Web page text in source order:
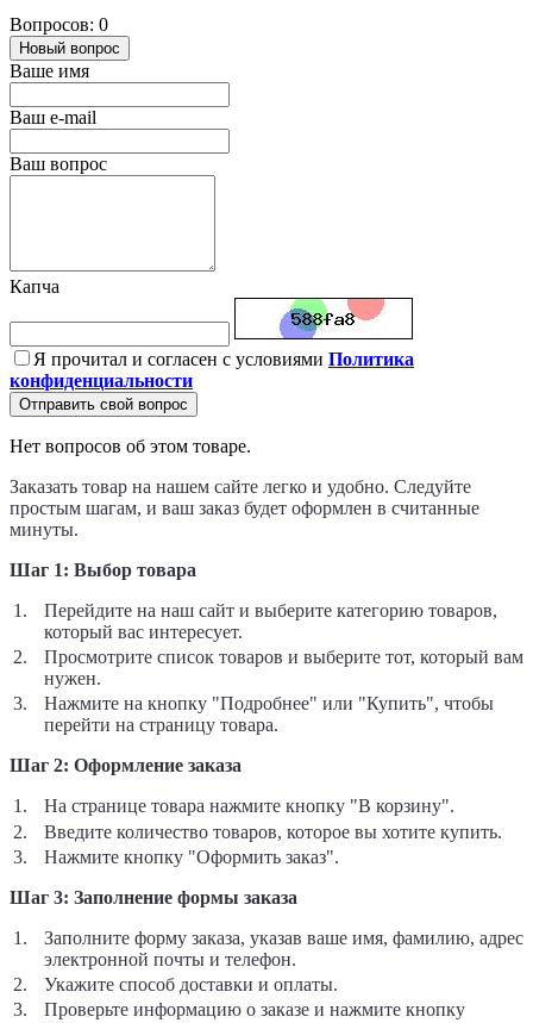
Вопросов: 0
Новый вопрос
Ваше имя
Ваш e-mail
Ваш вопрос
Капча
Я прочитал и согласен с условиями Политика
конфиденциальности
Отправить свой вопрос
Нет вопросов об этом товаре.
Заказать товар на нашем сайте легко и удобно. Следуйте
простым шагам, и ваш заказ будет оформлен в считанные
минуты.
Шаг 1: Выбор товара
Перейдите на наш сайт и выберите категорию товаров,
который вас интересует.
Просмотрите список товаров и выберите тот, который вам
нужен.
Нажмите на кнопку "Подробнее" или "Купить", чтобы
перейти на страницу товара.
Шаг 2: Оформление заказа
На странице товара нажмите кнопку "В корзину".
Введите количество товаров, которое вы хотите купить.
Нажмите кнопку "Оформить заказ".
Шаг 3: Заполнение формы заказа
Заполните форму заказа, указав ваше имя, фамилию, адрес
электронной почты и телефон.
Укажите способ доставки и оплаты.
Проверьте информацию о заказе и нажмите кнопку